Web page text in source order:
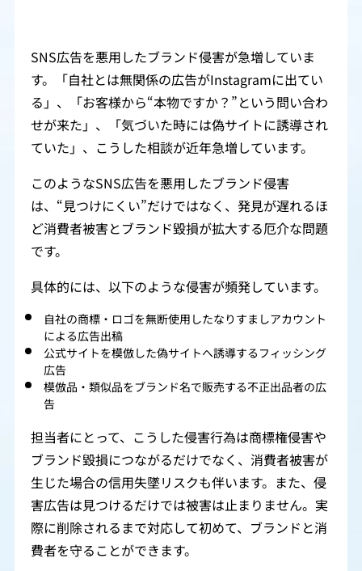
SNS広告を悪用したブランド侵害が急増していま
す。「自社とは無関係の広告がInstagramに出てい
る」、「お客様から“本物ですか？”という問い合わ
せが来た」、「気づいた時には偽サイトに誘導され
ていた」、こうした相談が近年急増しています。
このようなSNS広告を悪用したブランド侵害
は、“見つけにくい”だけではなく、発見が遅れるほ
ど消費者被害とブランド毀損が拡大する厄介な問題
です。
具体的には、以下のような侵害が頻発しています。
自社の商標・ロゴを無断使用したなりすましアカウント
による広告出稿
公式サイトを模倣した偽サイトへ誘導するフィッシング
広告
模倣品・類似品をブランド名で販売する不正出品者の広
告
担当者にとって、こうした侵害行為は商標権侵害や
ブランド毀損につながるだけでなく、消費者被害が
生じた場合の信用失墜リスクも伴います。また、侵
害広告は見つけるだけでは被害は止まりません。実
際に削除されるまで対応して初めて、ブランドと消
費者を守ることができます。